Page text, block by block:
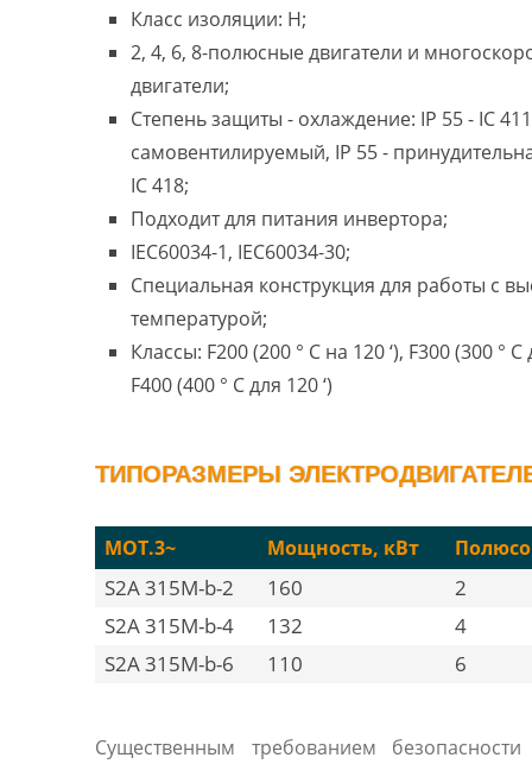
Класс изоляции: H;
2, 4, 6, 8-полюсные двигатели и
двигатели;
Степень защиты - охлаждение: IP 55 - IC 411
самовентилируемый, IP 55 -
IC 418;
Подходит для питания инвертора;
IEC60034-1, IEC60034-30;
Специальная конструкция для работы с
температурой;
Классы: F200 (200 ° C на 120 ‘), F300 (300 ° C
F400 (400 ° C для 120 ‘)
ТИПОРАЗМЕРЫ
MOT.3~ Мощность, кВт
S2A 315M-b-2 160
2
S2A 315M-b-4
132
4
S2A 315M-b-6
110 6
Существенным требованием безопасности